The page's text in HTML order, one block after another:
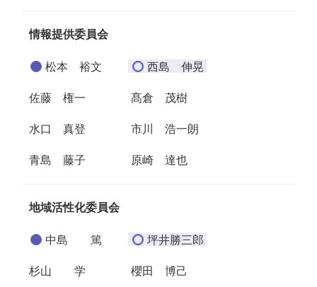
情報提供委員会
松本 裕文 西島 伸晃
佐藤 権一 髙倉 茂樹
水口 真登 市川 浩一朗
青島 藤子 原崎 達也
地域活性化委員会
中島 篤 坪井勝三郎
杉山 学 櫻田 博己